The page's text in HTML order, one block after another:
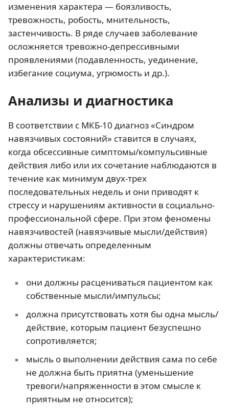
изменения характера — боязливость,
тревожность, робость, мнительность,
застенчивость. В ряде случаев заболевание
осложняется тревожно-депрессивными
проявлениями (подавленность, уединение,
избегание социума, угрюмость и др.).
Анализы и диагностика
В соответствии с МКБ-10 диагноз «Синдром
навязчивых состояний» ставится в случаях,
когда обсессивные симптомы/компульсивные
действия либо или их сочетание наблюдаются в
течение как минимум двух-трех
последовательных недель и они приводят к
стрессу и нарушениям активности в социально-
профессиональной сфере. При этом феномены
навязчивостей (навязчивые мысли/действия)
должны отвечать определенным
характеристикам:
они должны расцениваться пациентом как
собственные мысли/импульсы;
должна присутствовать хотя бы одна мысль/
действие, которым пациент безуспешно
сопротивляется;
мысль о выполнении действия сама по себе
не должна быть приятна (уменьшение
тревоги/напряженности в этом смысле к
приятным не относится);